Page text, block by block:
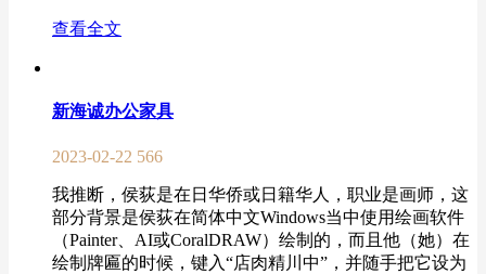
查看全文
新海诚办公家具
2023-02-22 566
我推断，侯荻是在日华侨或日籍华人，职业是画师，这
部分背景是侯荻在简体中文Windows当中使用绘画软件
（Painter、AI或CoralDRAW）绘制的，而且他（她）在
绘制牌匾的时候，键入“店肉精川中”，并随手把它设为